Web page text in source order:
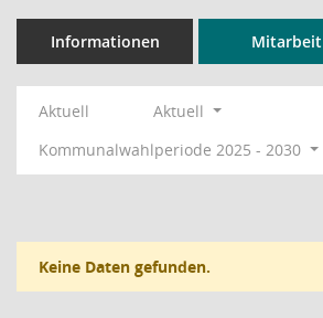
Informationen Mitarbeit
Aktuell
Aktuell
Kommunalwahlperiode 2025 - 2030
Keine Daten gefunden.